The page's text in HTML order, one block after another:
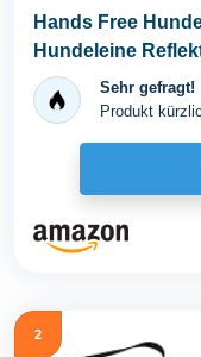
Hands Free
Hundeleine
Sehr gefragt!
Produkt
2